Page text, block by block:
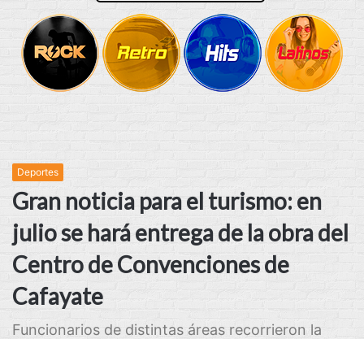
Deportes
Gran noticia para el turismo: en
julio se hará entrega de la obra del
Centro de Convenciones de
Cafayate
Funcionarios de distintas áreas recorrieron la